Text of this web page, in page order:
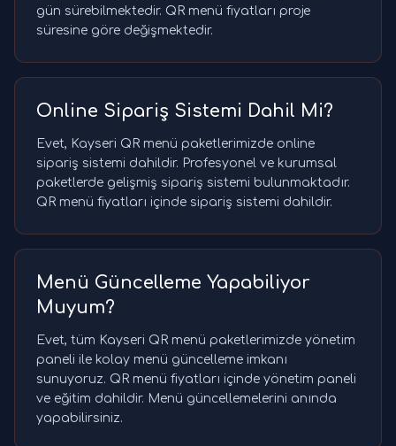
gün sürebilmektedir. QR menü fiyatları proje
süresine göre değişmektedir.
Online Sipariş Sistemi Dahil Mi?
Evet, Kayseri QR menü paketlerimizde online
sipariş sistemi dahildir. Profesyonel ve kurumsal
paketlerde gelişmiş sipariş sistemi bulunmaktadır.
QR menü fiyatları içinde sipariş sistemi dahildir.
Menü Güncelleme Yapabiliyor
Muyum?
Evet, tüm Kayseri QR menü paketlerimizde yönetim
paneli ile kolay menü güncelleme imkanı
sunuyoruz. QR menü fiyatları içinde yönetim paneli
ve eğitim dahildir. Menü güncellemelerini anında
yapabilirsiniz.